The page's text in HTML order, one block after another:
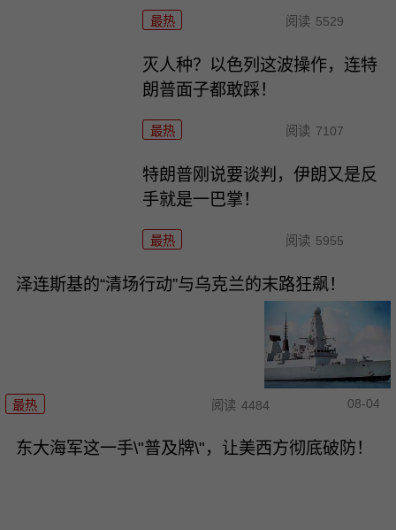
最热 阅读 5529
灭人种？以色列这波操作，连特
朗普面子都敢踩！
最热 阅读 7107
特朗普刚说要谈判，伊朗又是反
手就是一巴掌！
最热 阅读 5955
泽连斯基的“清场行动”与乌克兰的末路狂飙！
最热 阅读 4484 08-04
东大海军这一手\"普及牌\"，让美西方彻底破防！